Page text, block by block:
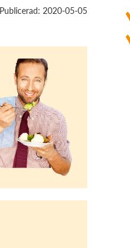
Publicerad: 2020-05-05